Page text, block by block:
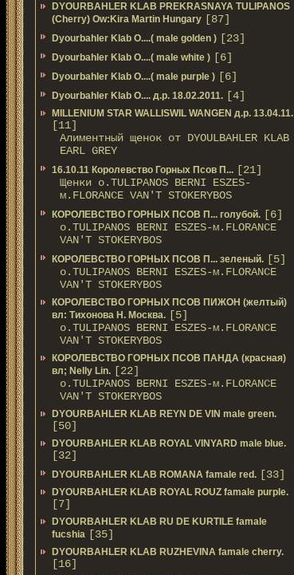
DYOURBAHLER KLAB PREKRASNAYA TULIPANOS
(Cherry) Ow:Kira Martin Hungary [87]
Dyourbahler Klab O....( male golden ) [23]
Dyourbahler Klab O....( male white ) [6]
Dyourbahler Klab O....( male purple ) [6]
Dyourbahler Klab O.... д.р. 18.02.2011. [4]
MILLENIUM STAR WALLISWIL WANGEN д.р. 13.04.11.
[11]
Алиментный щенок от DYOULBAHLER KLAB
EARL GREY
16.10.11 Королевство Горных Псов П... [21]
Щенки о.TULIPANOS BERNI ESZES-
м.FLORANCE VAN'T STOKERYBOS
КОРОЛЕВСТВО ГОРНЫХ ПСОВ П... голубой. [6]
о.TULIPANOS BERNI ESZES-м.FLORANCE
VAN'T STOKERYBOS
КОРОЛЕВСТВО ГОРНЫХ ПСОВ П... зеленый. [5]
о.TULIPANOS BERNI ESZES-м.FLORANCE
VAN'T STOKERYBOS
КОРОЛЕВСТВО ГОРНЫХ ПСОВ ПИЖОН (желтый)
вл: Тихонова Н. Москва. [5]
о.TULIPANOS BERNI ESZES-м.FLORANCE
VAN'T STOKERYBOS
КОРОЛЕВСТВО ГОРНЫХ ПСОВ ПАНДА (красная)
вл; Nelly Lin. [22]
о.TULIPANOS BERNI ESZES-м.FLORANCE
VAN'T STOKERYBOS
DYOURBAHLER KLAB REYN DE VIN male green.
[50]
DYOURBAHLER KLAB ROYAL VINYARD male blue.
[32]
DYOURBAHLER KLAB ROMANA famale red. [33]
DYOURBAHLER KLAB ROYAL ROUZ famale purple.
[7]
DYOURBAHLER KLAB RU DE KURTILE famale
fucshia [35]
DYOURBAHLER KLAB RUZHEVINA famale cherry.
[16]